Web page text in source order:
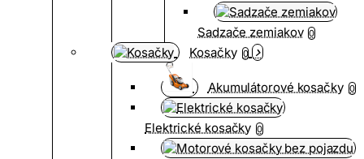
Sadzače zemiakov 0
Kosačky 0
Akumulátorové kosačky 0
Elektrické kosačky 0